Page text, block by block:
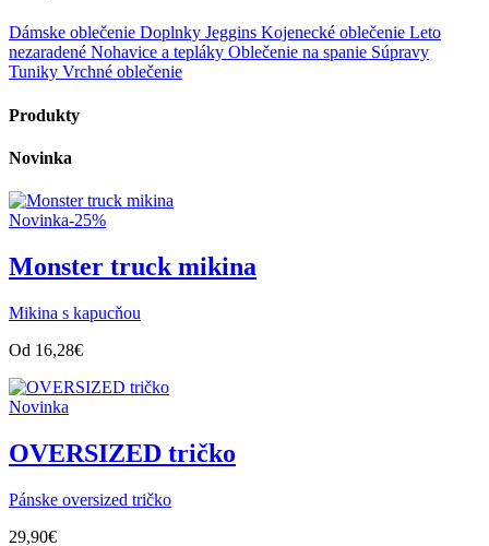
Dámske oblečenie Doplnky Jeggins Kojenecké oblečenie Leto
nezaradené Nohavice a tepláky Oblečenie na spanie Súpravy
Tuniky Vrchné oblečenie
Produkty
Novinka
Novinka-25%
Monster truck mikina
Mikina s kapucňou
Od 16,28€
Novinka
OVERSIZED tričko
Pánske oversized tričko
29,90€